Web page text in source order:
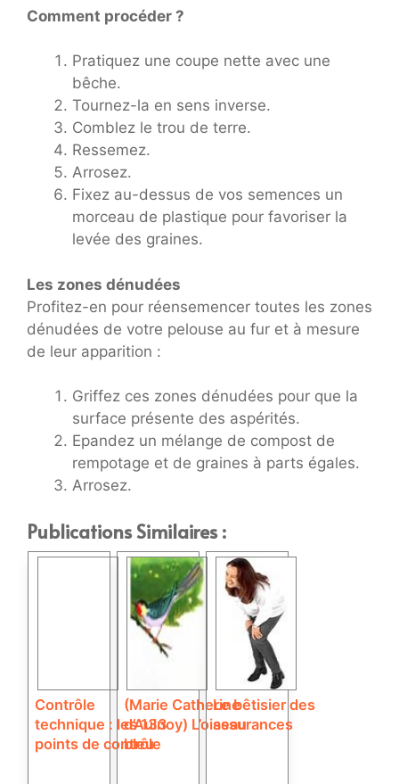
Comment procéder ?
Pratiquez une coupe nette avec une
bêche.
Tournez-la en sens inverse.
Comblez le trou de terre.
Ressemez.
Arrosez.
Fixez au-dessus de vos semences un
morceau de plastique pour favoriser la
levée des graines.
Les zones dénudées
Profitez-en pour réensemencer toutes les zones
dénudées de votre pelouse au fur et à mesure
de leur apparition :
Griffez ces zones dénudées pour que la
surface présente des aspérités.
Epandez un mélange de compost de
rempotage et de graines à parts égales.
Arrosez.
Publications Similaires :
Contrôle
technique : les 133
points de contrôle
(Marie Catherine
d’Aulnoy) L’oiseau
bleu
Le bêtisier des
assurances